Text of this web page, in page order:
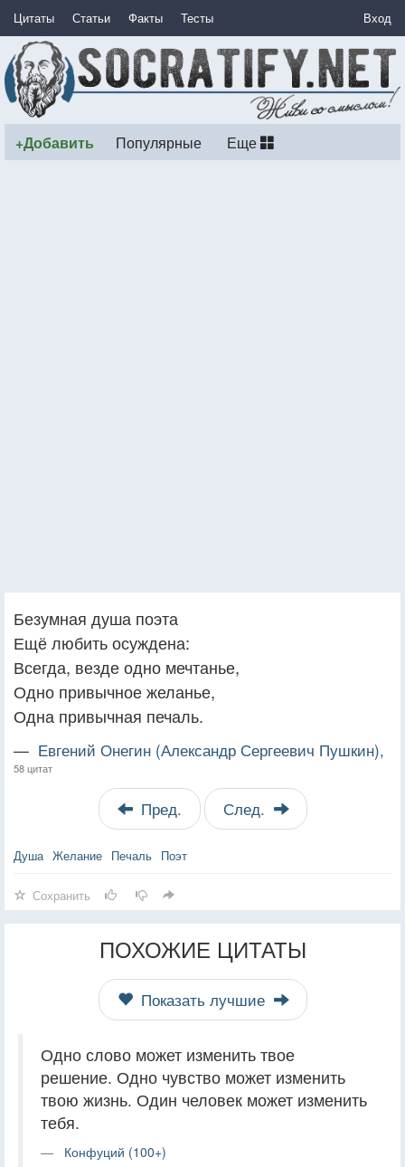
Цитаты Статьи Факты Тесты Вход
+Добавить Популярные Еще
Безумная душа поэта
Ещё любить осуждена:
Всегда, везде одно мечтанье,
Одно привычное желанье,
Одна привычная печаль.
— Евгений Онегин (Александр Сергеевич Пушкин),
58 цитат
Пред. След.
Душа Желание Печаль Поэт
Сохранить
ПОХОЖИЕ ЦИТАТЫ
Показать лучшие
Одно слово может изменить твое
решение. Одно чувство может изменить
твою жизнь. Один человек может изменить
тебя.
Конфуций (100+)